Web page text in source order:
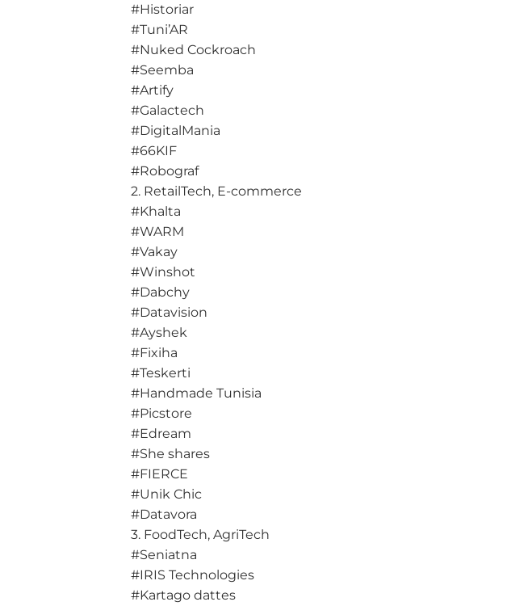
#Historiar
#Tuni’AR
#Nuked Cockroach
#Seemba
#Artify
#Galactech
#DigitalMania
#66KIF
#Robograf
2. RetailTech, E-commerce
#Khalta
#WARM
#Vakay
#Winshot
#Dabchy
#Datavision
#Ayshek
#Fixiha
#Teskerti
#Handmade Tunisia
#Picstore
#Edream
#She shares
#FIERCE
#Unik Chic
#Datavora
3. FoodTech, AgriTech
#Seniatna
#IRIS Technologies
#Kartago dattes